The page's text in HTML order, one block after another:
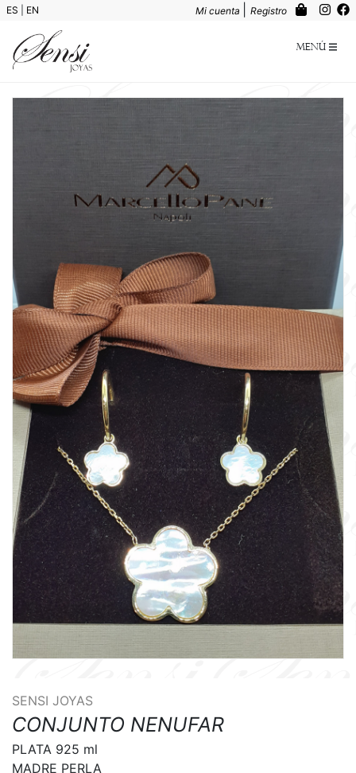
ES EN Mi cuenta Registro
Menú
SENSI JOYAS
CONJUNTO NENUFAR
PLATA 925 ml
MADRE PERLA